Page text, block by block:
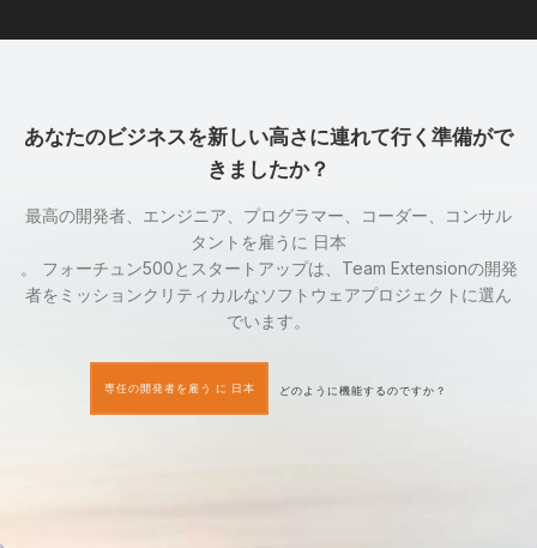
あなたのビジネスを新しい高さに連れて行く準備がで
きましたか？
最高の開発者、エンジニア、プログラマー、コーダー、コンサル
タントを雇うに 日本
。 フォーチュン500とスタートアップは、Team Extensionの開発
者をミッションクリティカルなソフトウェアプロジェクトに選ん
でいます。
専任の開発者を雇う に 日本 どのように機能するのですか？